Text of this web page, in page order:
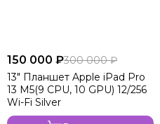
150 000 ₽300 000 ₽
13" Планшет Apple iPad Pro
13 M5(9 CPU, 10 GPU) 12/256
Wi-Fi Silver